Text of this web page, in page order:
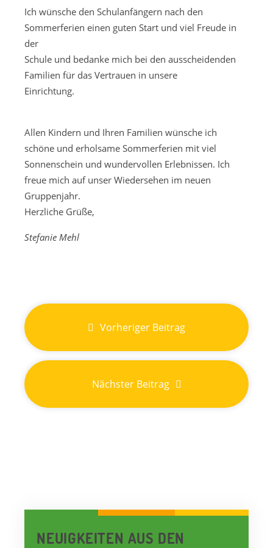
Ich wünsche den Schulanfängern nach den
Sommerferien einen guten Start und viel Freude in
der
Schule und bedanke mich bei den ausscheidenden
Familien für das Vertrauen in unsere
Einrichtung.
Allen Kindern und Ihren Familien wünsche ich
schöne und erholsame Sommerferien mit viel
Sonnenschein und wundervollen Erlebnissen. Ich
freue mich auf unser Wiedersehen im neuen
Gruppenjahr.
Herzliche Grüße,
Stefanie Mehl
Vorheriger Beitrag
Nächster Beitrag
NEUIGKEITEN AUS DEN